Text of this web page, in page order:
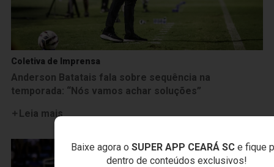
Baixe agora o SUPER APP CEARÁ SCe fique
dentro de conteúdos exclusivos!
Coletiva de Imprensa
Anderson Batatais fala sobre sequência na
temporada: “Nós vamos achar soluções”
Leia mais